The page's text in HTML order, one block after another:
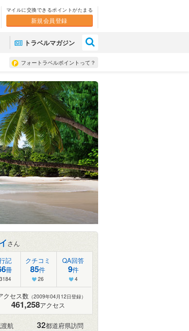
マイルに交換できるポイントがたまる
新規会員登録
トラベルマガジン
フォートラベルポイントって？
さん
記
冊
3184
クチコミ
85件
26
QA回答
9件
4
クセス数 （2009年04月12日登録）
461,258アクセス
航 32都道府県訪問